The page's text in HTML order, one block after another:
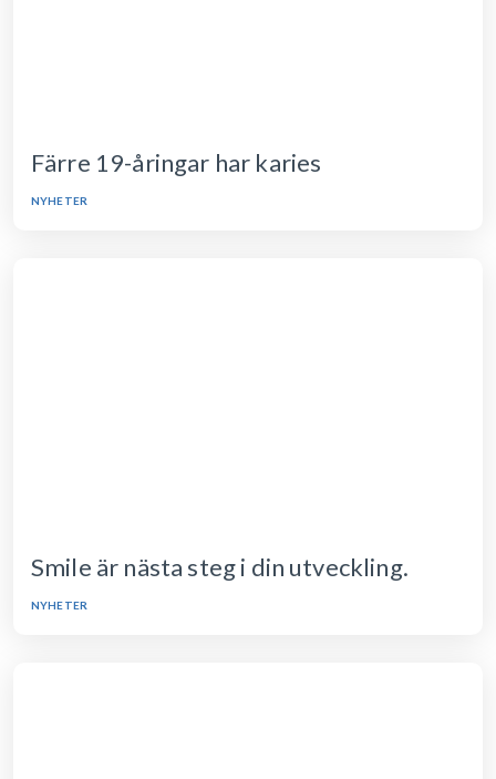
Färre 19-åringar har karies
NYHETER
Smile är nästa steg i din utveckling.
NYHETER